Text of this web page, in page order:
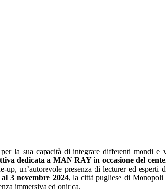
la sua capacità di integrare differenti mondi
dedicata a MAN RAY in occasione del
un’autorevole presenza di lecturer ed
3 novembre 2024, la città pugliese di Monopoli
immersiva ed onirica.